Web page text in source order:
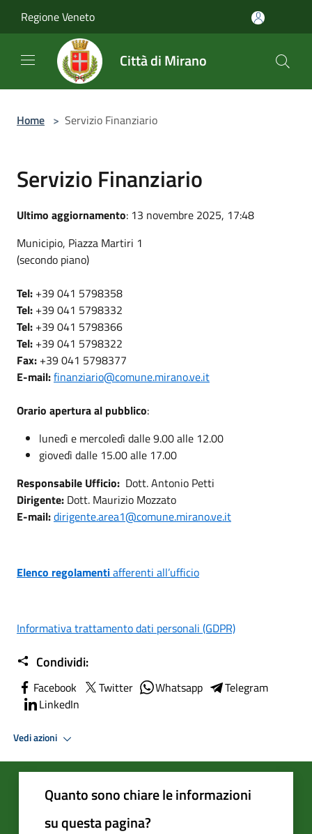
Regione Veneto
Città di Mirano
Home > Servizio Finanziario
Servizio Finanziario
Ultimo aggiornamento: 13 novembre 2025, 17:48
Municipio, Piazza Martiri 1
(secondo piano)
Tel: +39 041 5798358
Tel: +39 041 5798332
Tel: +39 041 5798366
Tel: +39 041 5798322
Fax: +39 041 5798377
E-mail:finanziario@comune.mirano.ve.it
Orario apertura al pubblico:
lunedì e mercoledì dalle 9.00 alle 12.00
giovedì dalle 15.00 alle 17.00
Responsabile Ufficio: Dott. Antonio Petti
Dirigente: Dott. Maurizio Mozzato
E-mail:dirigente.area1@comune.mirano.ve.it
Elenco regolamentiafferenti all’ufficio
Informativa trattamento dati personali (GDPR)
Condividi:
Facebook Twitter Whatsapp
Telegram
LinkedIn
Vedi azioni
Quanto sono chiare le informazioni
su questa pagina?